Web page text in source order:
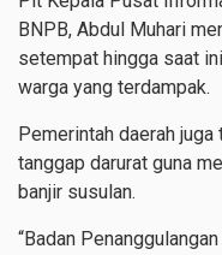
BNPB, Abdul Muhari
setempat hingga saat
warga yang terdampak.
Pemerintah daerah
tanggap darurat guna
banjir susulan.
“Badan